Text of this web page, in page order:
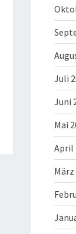
Juli
Juni
Mai
April
März